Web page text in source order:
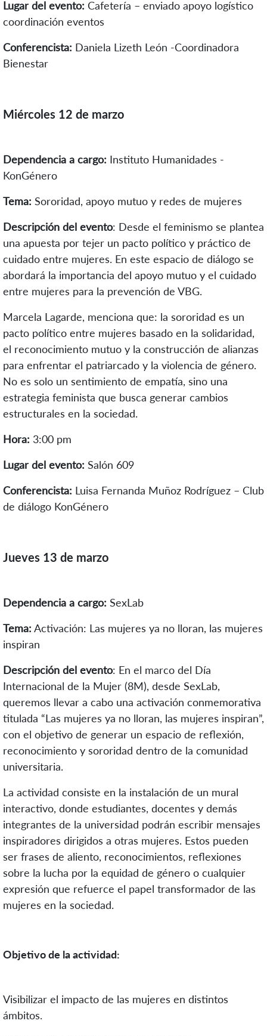
Lugar del evento: Cafetería – enviado apoyo logístico
coordinación eventos
Conferencista: Daniela Lizeth León -Coordinadora
Bienestar
Miércoles 12 de marzo
Dependencia a cargo: Instituto Humanidades -
KonGénero
Tema: Sororidad, apoyo mutuo y redes de mujeres
Descripción del evento: Desde el feminismo se plantea
una apuesta por tejer un pacto político y práctico de
cuidado entre mujeres. En este espacio de diálogo se
abordará la importancia del apoyo mutuo y el cuidado
entre mujeres para la prevención de VBG.
Marcela Lagarde, menciona que: la sororidad es un
pacto político entre mujeres basado en la solidaridad,
el reconocimiento mutuo y la construcción de alianzas
para enfrentar el patriarcado y la violencia de género.
No es solo un sentimiento de empatía, sino una
estrategia feminista que busca generar cambios
estructurales en la sociedad.
Hora: 3:00 pm
Lugar del evento: Salón 609
Conferencista: Luisa Fernanda Muñoz Rodríguez – Club
de diálogo KonGénero
Jueves 13 de marzo
Dependencia a cargo: SexLab
Tema: Activación: Las mujeres ya no lloran, las mujeres
inspiran
Descripción del evento: En el marco del Día
Internacional de la Mujer (8M), desde SexLab,
queremos llevar a cabo una activación conmemorativa
titulada “Las mujeres ya no lloran, las mujeres inspiran”,
con el objetivo de generar un espacio de reflexión,
reconocimiento y sororidad dentro de la comunidad
universitaria.
La actividad consiste en la instalación de un mural
interactivo, donde estudiantes, docentes y demás
integrantes de la universidad podrán escribir mensajes
inspiradores dirigidos a otras mujeres. Estos pueden
ser frases de aliento, reconocimientos, reflexiones
sobre la lucha por la equidad de género o cualquier
expresión que refuerce el papel transformador de las
mujeres en la sociedad.
Objetivo de la actividad:
Visibilizar el impacto de las mujeres en distintos
ámbitos.